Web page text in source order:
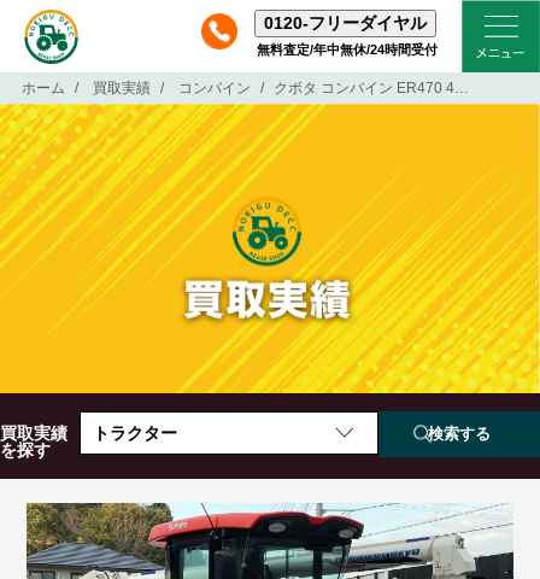
0120-フリーダイヤル
無料査定/年中無休/24時間受付
ホーム 買取実績 コンバイン クボタ コンバイン ER470 4条刈 70馬力 770時間 オーガ DYNAMAX REVO デバイダー エアコン
買取実績
を探す
トラクター